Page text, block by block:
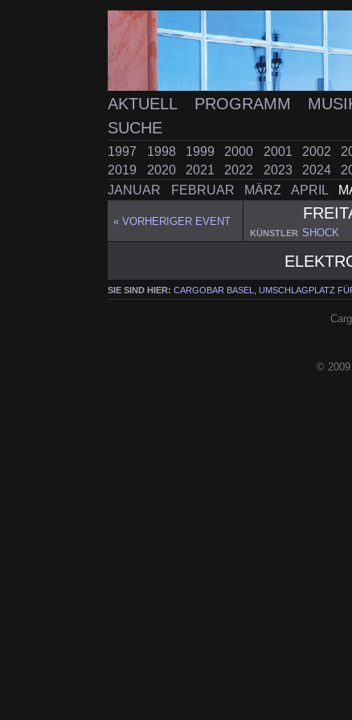
AKTUELL PROGRAMM
SUCHE
1997 1998 1999 2000 2001 2002
2019
2020 2021 2022 2023 2024
JANUAR
FEBRUAR MÄRZ APRIL
« VORHERIGER EVENT
KÜNSTLER SHOCK
SIE SIND HIER:CARGOBAR BASEL, UMSCHLAGPLATZ
© 2009